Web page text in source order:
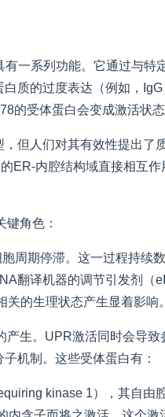
一系列功能。它通过与
质的过度表达（例如，
的受体蛋白会变成激活状
但人们对其有效性提出
ER-内腔结构域直接相互作
角色：
周期停滞。这一过程持续
翻译机器的调节引发剂（
的生理状态产生显着影响。
产生。UPR激活同时会导
机制。这些受体蛋白有：
kinase 1），其自